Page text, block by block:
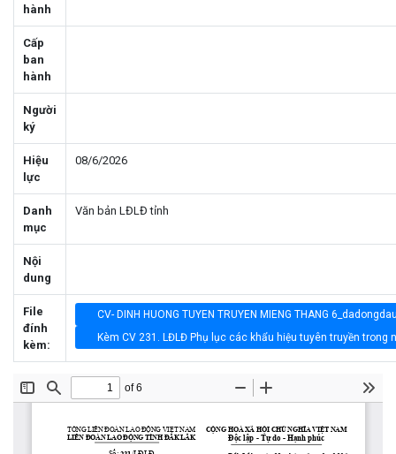
hành
Cấp
ban
hành
Người
ký
Hiệu
lực
08/6/2026
Danh
mục
Văn bản LĐLĐ tỉnh
Nội
dung
File
đính
kèm:
CV- DINH HUONG TUYEN TRUYEN MIENG THANG
Kèm CV 231. LĐLĐ Phụ lục các khẩu hiệu tuyên truyền trong